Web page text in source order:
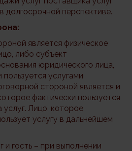
долгосрочной перспективе.
является физическое
либо субъект
юридического лица,
услугами
стороной является и
фактически пользуется
Лицо, которое
услугу в дальнейшем
гость – при выполнении